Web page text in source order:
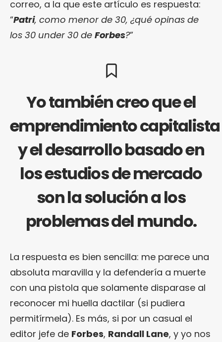
correo, a la que este artículo es respuesta:
“Patri, como menor de 30, ¿qué opinas de
los 30 under 30 de Forbes?”
Yo también creo que el
emprendimiento capitalista
y el desarrollo basado en
los estudios de mercado
son la solución a los
problemas del mundo.
La respuesta es bien sencilla: me parece una
absoluta maravilla y la defendería a muerte
con una pistola que solamente disparase al
reconocer mi huella dactilar (si pudiera
permitírmela). Es más, si por un casual el
editor jefe de Forbes, Randall Lane, y yo nos